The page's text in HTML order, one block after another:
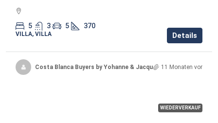
5 3 5 370
VILLA, VILLA Details
Costa Blanca Buyers by Yohanne & Jacqueline11 Monaten vor
WIEDERVERKAUF